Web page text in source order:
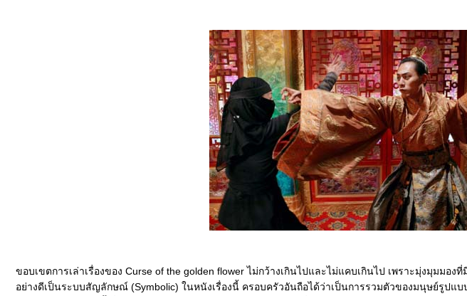
ขอบเขตการเล่าเรื่องของ Curse of the golden flower ไม่กว้างเกินไปและไม่แคบเกินไป เพราะมุ่งมุมม
อย่างดีเป็นระบบสัญลักษณ์ (Symbolic) ในหนังเรื่องนี้ ครอบครัวอันถือได้ว่าเป็นการรวมตัวของมนุษย์รูปแ